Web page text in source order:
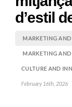
d’estil
MARKETING
MARKETING
CULTURE AND
February 16th, 2026